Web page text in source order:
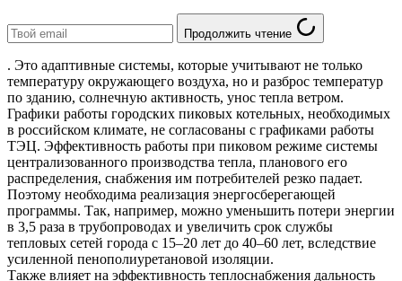
Продолжить чтение
. Это адаптивные системы, которые учитывают не только
температуру окружающего воздуха, но и разброс температур
по зданию, солнечную активность, унос тепла ветром.
Графики работы городских пиковых котельных, необходимых
в российском климате, не согласованы с графиками работы
ТЭЦ. Эффективность работы при пиковом режиме системы
централизованного производства тепла, планового его
распределения, снабжения им потребителей резко падает.
Поэтому необходима реализация энергосберегающей
программы. Так, например, можно уменьшить потери энергии
в 3,5 раза в трубопроводах и увеличить срок службы
тепловых сетей города с 15–20 лет до 40–60 лет, вследствие
усиленной пенополиуретановой изоляции.
Также влияет на эффективность теплоснабжения дальность